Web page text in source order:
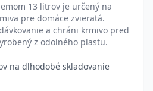
13 litrov je určený na
pre domáce zvieratá.
a chráni krmivo pred
z odolného plastu.
na dlhodobé skladovanie